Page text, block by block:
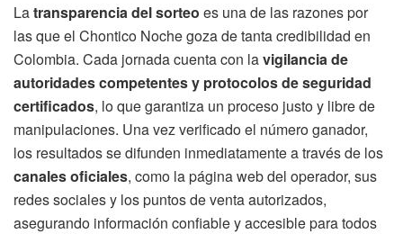
Latransparencia del sorteo es una de las razones por
las que el Chontico Noche goza de tanta credibilidad en
Colombia. Cada jornada cuenta con lavigilancia de
autoridades competentes y protocolos de seguridad
certificados, lo que garantiza un proceso justo y libre de
manipulaciones. Una vez verificado el número ganador,
los resultados se difunden inmediatamente a través de los
canales oficiales, como la página web del operador, sus
redes sociales y los puntos de venta autorizados,
asegurando información confiable y accesible para todos